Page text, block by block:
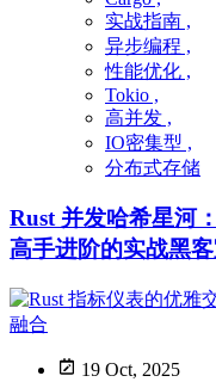
实战指南 ,
异步编程 ,
性能优化 ,
Tokio ,
高并发 ,
IO密集型 ,
分布式存储
Rust 并发哈希星河
高手进阶的实战黑
19 Oct, 2025